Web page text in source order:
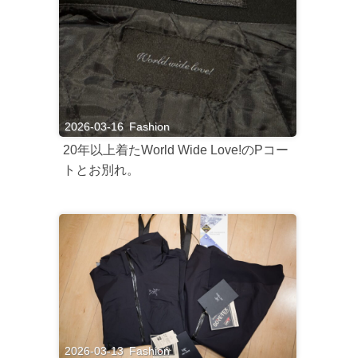
2026-03-16 Fashion
20年以上着たWorld Wide Love!のPコー
トとお別れ。
2026-03-13 Fashion